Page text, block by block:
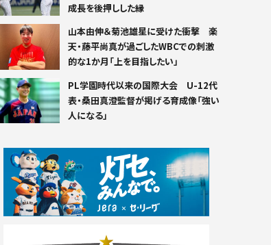
成長を後押しした縁
山本由伸＆菊池雄星に受けた衝撃 楽
天・藤平尚真が過ごしたWBCでの刺激
的な1か月「上を目指したい」
PL学園時代以来の国際大会 U-12代
表・桑田真澄監督が掲げる育成像「強い
人になる」